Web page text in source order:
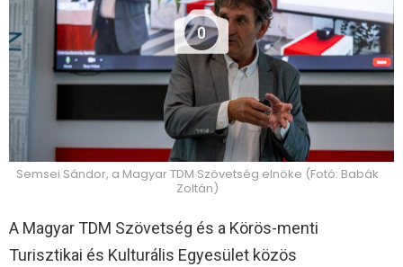
0
Semsei Sándor, a Magyar TDM Szövetség elnöke (Fotó: Babák
Zoltán)
A Magyar TDM Szövetség és a Körös-menti
Turisztikai és Kulturális Egyesület közös